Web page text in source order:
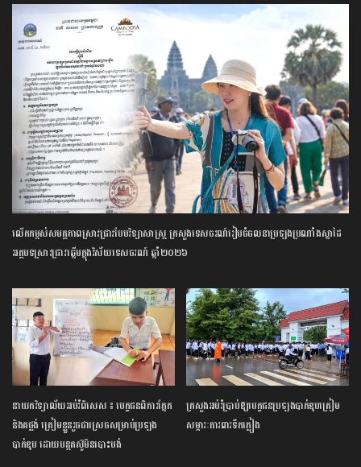
លើកកម្ពស់​សមត្ថភាព​ស្រាវជ្រាវ​បែប​វិទ្យាសាស្ត្រ​ ក្រសួង​ទេសចរណ៍​រៀបចំ​ចលនា​ប្រឡង​ប្រណាំង​ស្នាដៃ​
អត្ថបទ​ស្រាវជ្រាវ​ឆ្នើម​ក្នុង​វិស័យ​ទេសចរណ៍​ ​ឆ្នាំ​២០២៦​
នាយក​វិទ្យាល័យ​អប់រំ​ពិសេស​ ​៖ ​បេក្ខជន​ពិការ​ភ្នែក​
និង​គថ្លង់​ ត្រៀមខ្លួន​រួច​ជាស្រេច​សម្រាប់​ប្រឡង​
បាក់ឌុប ​ដោយ​បន្ត​តស៊ូ​មិន​បោះបង់​
ក្រសួង​អប់រំ​ប្រាប់​ឱ្យ​បេក្ខជន​ប្រឡង​បាក់ឌុប​ត្រៀម​
សម្ភារៈ​ការពារ​ទឹកភ្លៀង​